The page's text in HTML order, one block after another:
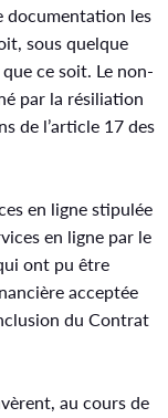
documentation les
sous quelque
ce soit. Le non-
par la résiliation
de l’article 17 des
en ligne stipulée
en ligne par le
ont pu être
acceptée
du Contrat
au cours de